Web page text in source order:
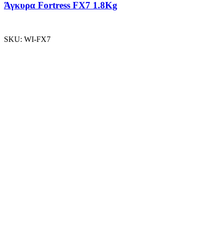
Άγκυρα Fortress FX7 1.8Kg
SKU: WI-FX7